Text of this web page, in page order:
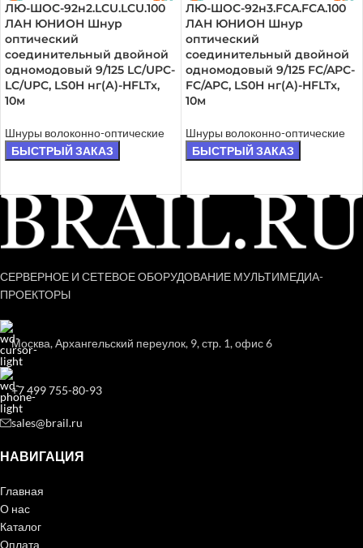
ЛЮ-ШОС-92н2.LCU.LCU.100
ЛАН ЮНИОН Шнур
оптический
соединительный двойной
одномодовый 9/125 LC/UPC-
LC/UPC, LS0H нг(А)-HFLTx,
10м
Шнуры волоконно-оптические
БЫСТРЫЙ ЗАКАЗ
ЛЮ-ШОС-92н3.FCA.FCA.100
ЛАН ЮНИОН Шнур
оптический
соединительный двойной
одномодовый 9/125 FC/APC-
FC/APC, LS0H нг(А)-HFLTx,
10м
Шнуры волоконно-оптические
БЫСТРЫЙ ЗАКАЗ
СЕРВЕРНОЕ И СЕТЕВОЕ ОБОРУДОВАНИЕ МУЛЬТИМЕДИА-
ПРОЕКТОРЫ
Москва, Архангельский переулок, 9, стр. 1, офис 6
+7 499 755-80-93
sales@brail.ru
НАВИГАЦИЯ
Главная
О нас
Каталог
Оплата